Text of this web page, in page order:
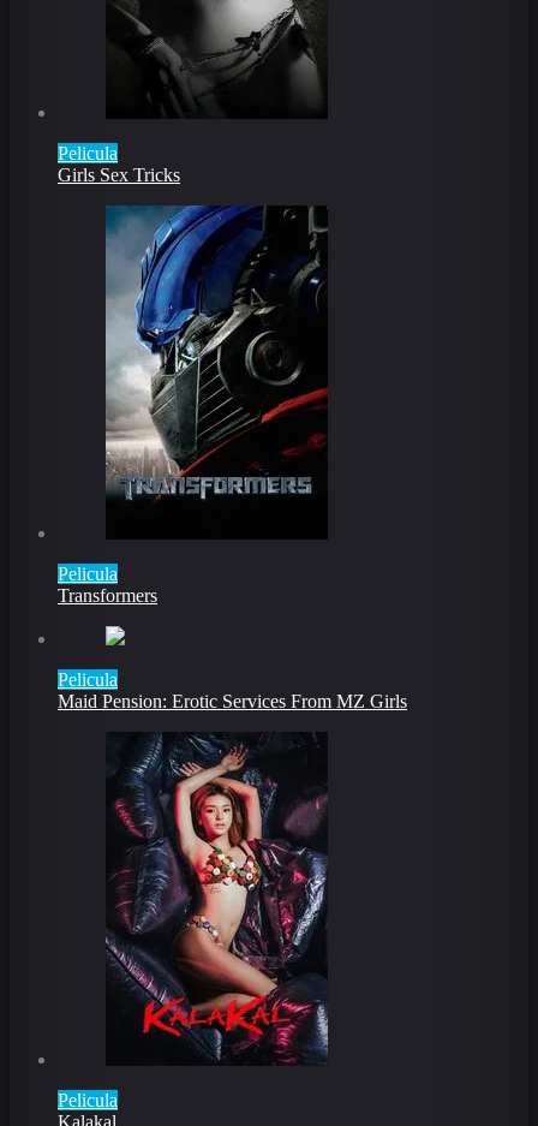
Pelicula
Girls Sex Tricks
Pelicula
Transformers
Pelicula
Maid Pension: Erotic Services From MZ Girls
Pelicula
Kalakal